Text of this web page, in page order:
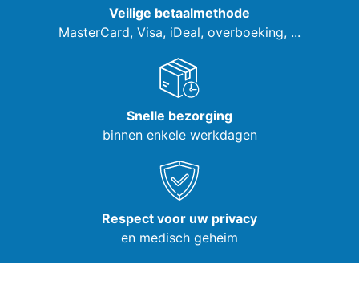
Veilige betaalmethode
MasterCard, Visa, iDeal, overboeking, ...
Snelle bezorging
binnen enkele werkdagen
Respect voor uw privacy
en medisch geheim